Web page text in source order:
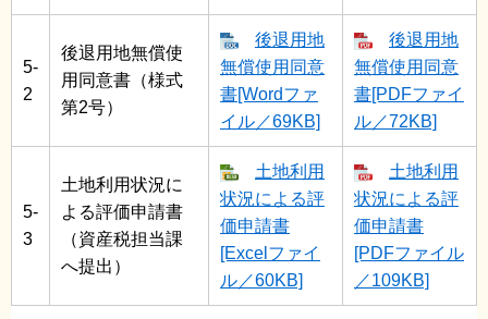
5-
2
後退用地無償使
用同意書（様式
第2号）
後退用地
無償使用同意
書[Wordファ
イル／69KB]
後退用地
無償使用同意
書[PDFファイ
ル／72KB]
5-
3
土地利用状況に
よる評価申請書
（資産税担当課
へ提出）
土地利用
状況による評
価申請書
[Excelファイ
ル／60KB]
土地利用
状況による評
価申請書
[PDFファイル
／109KB]